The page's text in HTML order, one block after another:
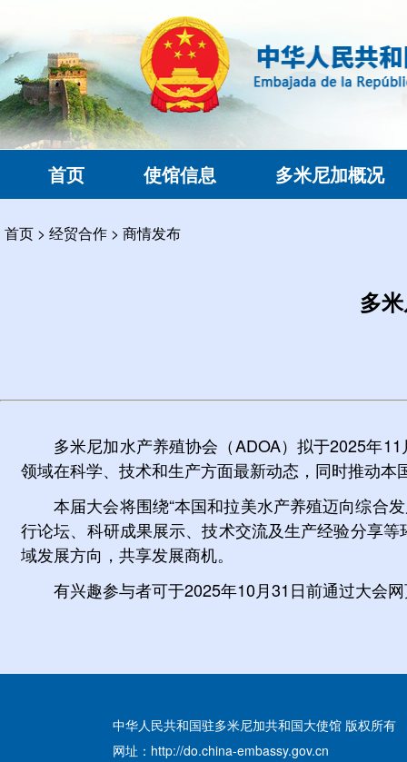
首页 使馆信息 多米尼加概况
首页 > 经贸合作 > 商情发布
多
多米尼加水产养殖协会（ADOA）拟于2025年11
领域在科学、技术和生产方面最新动态，同时推动
本届大会将围绕“本国和拉美水产养殖迈向综合
行论坛、科研成果展示、技术交流及生产经验分享
域发展方向，共享发展商机。
有兴趣参与者可于2025年10月31日前通过大会
中华人民共和国驻多米尼加共和国大使馆 版权所有
网址：http://do.china-embassy.gov.cn